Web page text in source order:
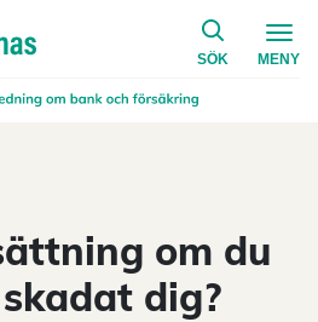
SÖK
på
MENY
om du
dig?